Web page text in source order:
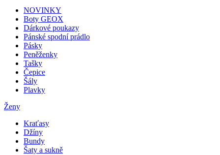
NOVINKY
Boty GEOX
Dárkové poukazy
Pánské spodní prádlo
Pásky
Peněženky
Tašky
Čepice
Šály
Plavky
Ženy
Kraťasy
Džíny
Bundy
Šaty a sukně